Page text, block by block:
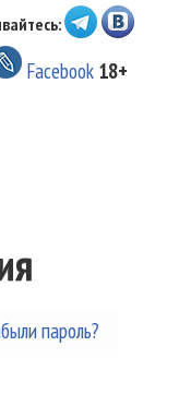
Facebook 18+
пароль?